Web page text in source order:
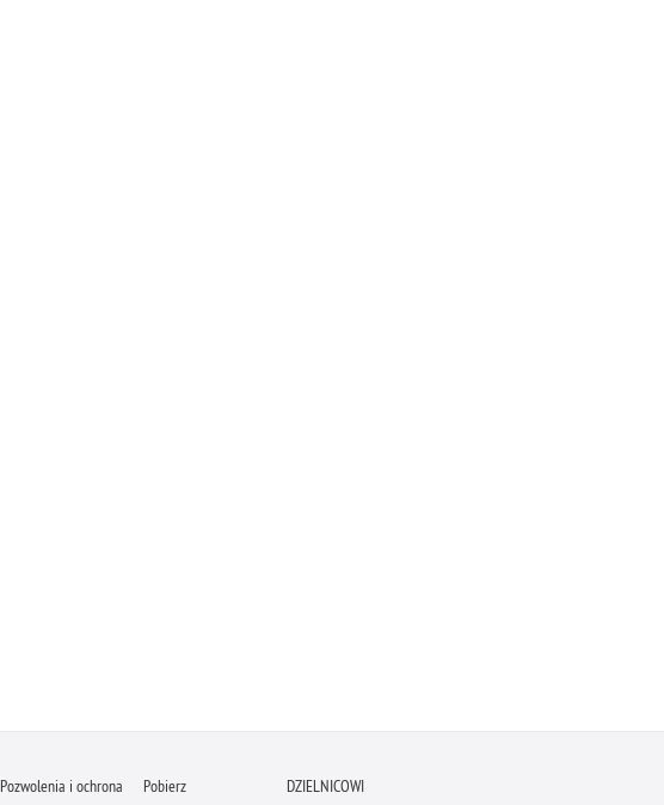
Pozwolenia i ochrona Pobierz DZIELNICOWI